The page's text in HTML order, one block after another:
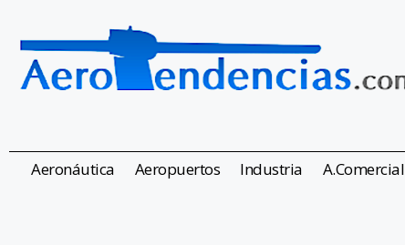
Aeronáutica Aeropuertos Industria A.Comercial